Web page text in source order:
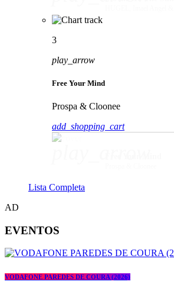
3
play_arrow
Free Your Mind
Prospa & Cloonee
add_shopping_cart
Lista Completa
AD
EVENTOS
VODAFONE PAREDES DE COURA (2026)